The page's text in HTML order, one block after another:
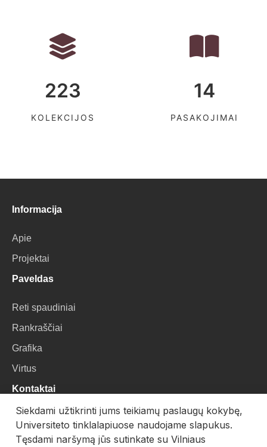
223
KOLEKCIJOS
14
PASAKOJIMAI
Informacija
Apie
Projektai
Paveldas
Reti spaudiniai
Rankraščiai
Grafika
Virtus
Kontaktai
VU Biblioteka
Universiteto g. 3, LT-01122, Vilnius
Siekdami užtikrinti jums teikiamų paslaugų kokybę,
Universiteto tinklalapiuose naudojame slapukus.
Tęsdami naršymą jūs sutinkate su Vilniaus